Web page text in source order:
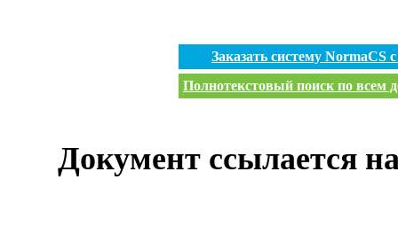
Заказать систему
Полнотекстовый поиск по всем
Документ ссылается